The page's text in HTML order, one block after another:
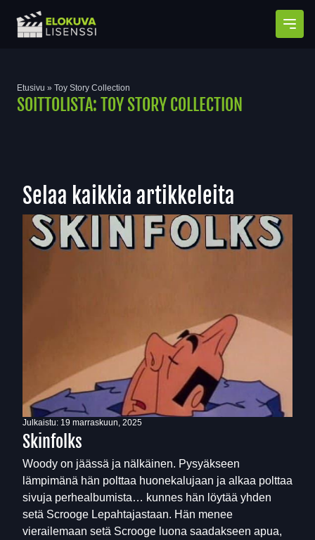
Etusivu » Toy Story Collection
SOITTOLISTA: TOY STORY COLLECTION
Selaa kaikkia artikkeleita
Julkaistu: 19 marraskuun, 2025
Skinfolks
Woody on jäässä ja nälkäinen. Pysyäkseen
lämpimänä hän polttaa huonekalujaan ja alkaa polttaa
sivuja perhealbumista… kunnes hän löytää yhden
setä Scrooge Lepahtajastaan. Hän menee
vierailemaan setä Scrooge luona saadakseen apua,